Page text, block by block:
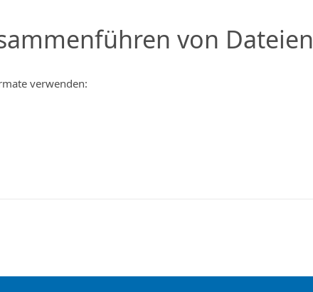
von Dateien
verwenden: